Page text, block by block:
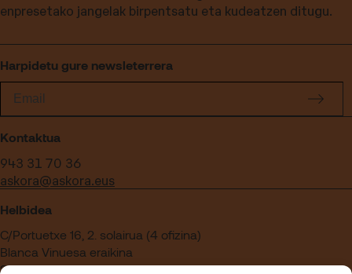
enpresetako jangelak birpentsatu eta kudeatzen ditugu.
Harpidetu gure newsleterrera
Kontaktua
943 31 70 36
askora@askora.eus
Helbidea
C/Portuetxe 16, 2. solairua (4 ofizina)
Blanca Vinuesa eraikina
20018 Donostia – Gipuzkoa